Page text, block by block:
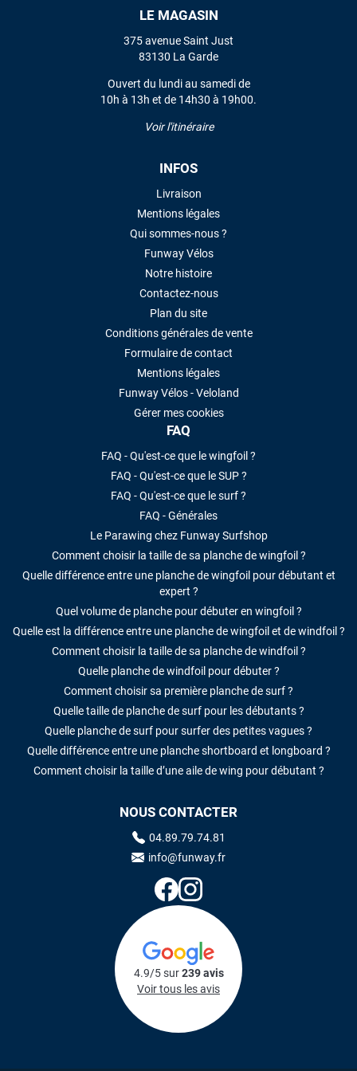
LE MAGASIN
375 avenue Saint Just
83130 La Garde
Ouvert du lundi au samedi de
10h à 13h et de 14h30 à 19h00.
Voir l'itinéraire
INFOS
Livraison
Mentions légales
Qui sommes-nous ?
Funway Vélos
Notre histoire
Contactez-nous
Plan du site
Conditions générales de vente
Formulaire de contact
Mentions légales
Funway Vélos - Veloland
Gérer mes cookies
FAQ
FAQ - Qu'est-ce que le wingfoil ?
FAQ - Qu'est-ce que le SUP ?
FAQ - Qu'est-ce que le surf ?
FAQ - Générales
Le Parawing chez Funway Surfshop
Comment choisir la taille de sa planche de wingfoil ?
Quelle différence entre une planche de wingfoil pour débutant et
expert ?
Quel volume de planche pour débuter en wingfoil ?
Quelle est la différence entre une planche de wingfoil et de windfoil ?
Comment choisir la taille de sa planche de windfoil ?
Quelle planche de windfoil pour débuter ?
Comment choisir sa première planche de surf ?
Quelle taille de planche de surf pour les débutants ?
Quelle planche de surf pour surfer des petites vagues ?
Quelle différence entre une planche shortboard et longboard ?
Comment choisir la taille d’une aile de wing pour débutant ?
NOUS CONTACTER
04.89.79.74.81
info@funway.fr
4.9/5 sur239 avis
Voir tous les avis
VOIR TOUS LES AVIS